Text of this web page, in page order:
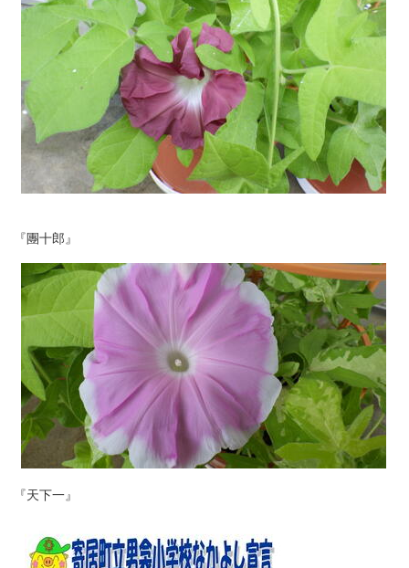
『團十郎』
『天下一』